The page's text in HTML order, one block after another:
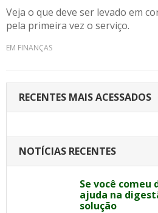
Veja o que deve ser levado em
pela primeira vez o serviço.
EM FINANÇAS
RECENTES MAIS ACESSADOS
NOTÍCIAS RECENTES
Se você comeu
ajuda na
solução